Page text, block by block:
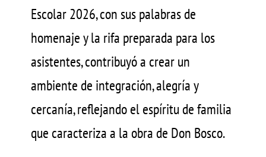
Escolar 2026, con sus palabras de
homenaje y la rifa preparada para los
asistentes, contribuyó a crear un
ambiente de integración, alegría y
cercanía, reflejando el espíritu de familia
que caracteriza a la obra de Don Bosco.